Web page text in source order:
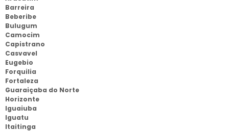
Barreira
Beberibe
Bulugum
Camocim
Capistrano
Casvavel
Eugebio
Forquilia
Fortaleza
Guaraiçaba do Norte
Horizonte
Iguaiuba
Iguatu
Itaitinga